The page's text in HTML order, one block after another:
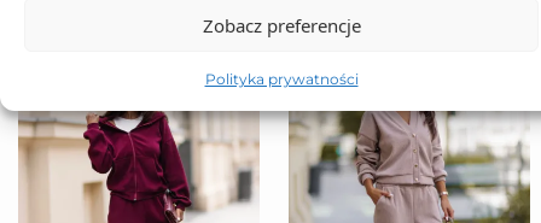
Zobacz preferencje
Polityka prywatności